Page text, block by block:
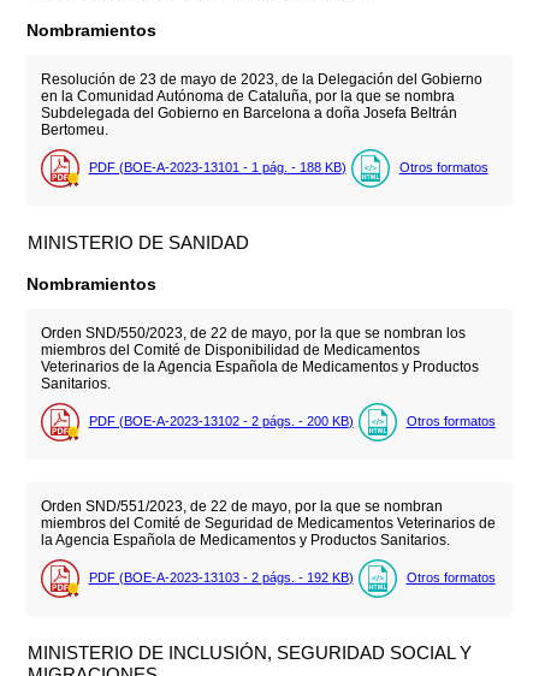
Nombramientos
Resolución de 23 de mayo de 2023, de la Delegación del Gobierno
en la Comunidad Autónoma de Cataluña, por la que se nombra
Subdelegada del Gobierno en Barcelona a doña Josefa Beltrán
Bertomeu.
PDF (BOE-A-2023-13101 - 1 pág. - 188 KB) Otros formatos
MINISTERIO DE SANIDAD
Nombramientos
Orden SND/550/2023, de 22 de mayo, por la que se nombran los
miembros del Comité de Disponibilidad de Medicamentos
Veterinarios de la Agencia Española de Medicamentos y Productos
Sanitarios.
PDF (BOE-A-2023-13102 - 2 págs. - 200 KB) Otros formatos
Orden SND/551/2023, de 22 de mayo, por la que se nombran
miembros del Comité de Seguridad de Medicamentos Veterinarios de
la Agencia Española de Medicamentos y Productos Sanitarios.
PDF (BOE-A-2023-13103 - 2 págs. - 192 KB) Otros formatos
MINISTERIO DE INCLUSIÓN, SEGURIDAD SOCIAL Y